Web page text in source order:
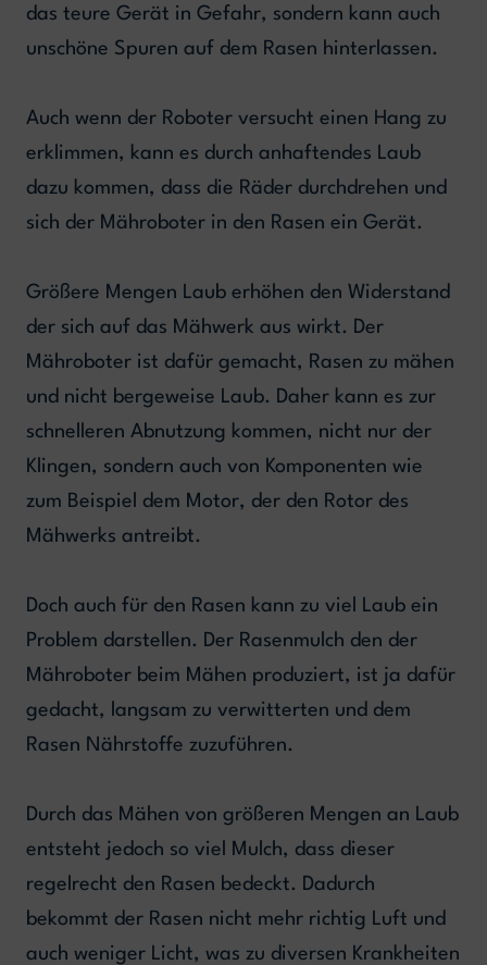
das teure Gerät in Gefahr, sondern kann auch
unschöne Spuren auf dem Rasen hinterlassen.
Auch wenn der Roboter versucht einen Hang zu
erklimmen, kann es durch anhaftendes Laub
dazu kommen, dass die Räder durchdrehen und
sich der Mähroboter in den Rasen ein Gerät.
Größere Mengen Laub erhöhen den Widerstand
der sich auf das Mähwerk aus wirkt. Der
Mähroboter ist dafür gemacht, Rasen zu mähen
und nicht bergeweise Laub. Daher kann es zur
schnelleren Abnutzung kommen, nicht nur der
Klingen, sondern auch von Komponenten wie
zum Beispiel dem Motor, der den Rotor des
Mähwerks antreibt.
Doch auch für den Rasen kann zu viel Laub ein
Problem darstellen. Der Rasenmulch den der
Mähroboter beim Mähen produziert, ist ja dafür
gedacht, langsam zu verwitterten und dem
Rasen Nährstoffe zuzuführen.
Durch das Mähen von größeren Mengen an Laub
entsteht jedoch so viel Mulch, dass dieser
regelrecht den Rasen bedeckt. Dadurch
bekommt der Rasen nicht mehr richtig Luft und
auch weniger Licht, was zu diversen Krankheiten